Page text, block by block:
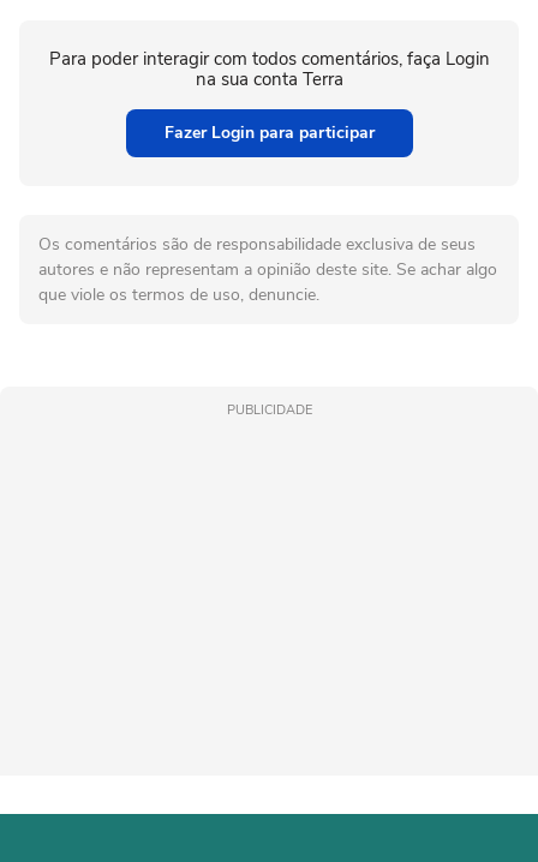
Para poder interagir com todos comentários, faça Login
na sua conta Terra
Fazer Login para participar
Os comentários são de responsabilidade exclusiva de seus
autores e não representam a opinião deste site. Se achar algo
que viole os termos de uso, denuncie.
PUBLICIDADE